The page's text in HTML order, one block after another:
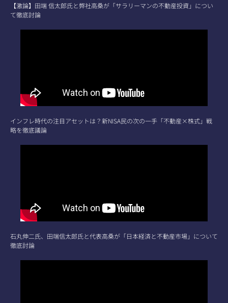
【激論】田端 信太郎氏と弊社高桑が「サラリーマンの不動産投資」につい
て徹底討論
インフレ時代の注目アセットは？新NISA民の次の一手「不動産×株式」戦
略を徹底議論
石丸伸二氏、田端信太郎氏と代表高桑が「日本経済と不動産市場」について
徹底討論